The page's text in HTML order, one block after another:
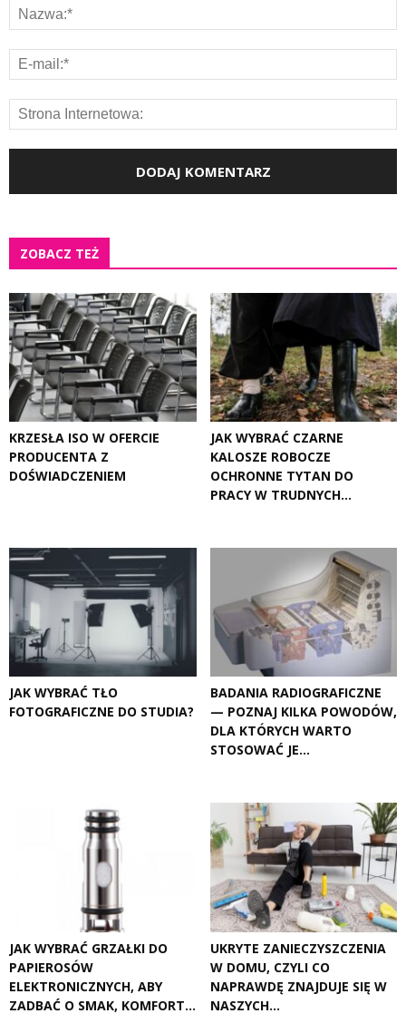
ZOBACZ TEŻ
KRZESŁA ISO W OFERCIE
PRODUCENTA Z
DOŚWIADCZENIEM
JAK WYBRAĆ CZARNE
KALOSZE ROBOCZE
OCHRONNE TYTAN DO
PRACY W TRUDNYCH...
JAK WYBRAĆ TŁO
FOTOGRAFICZNE DO STUDIA?
BADANIA RADIOGRAFICZNE
— POZNAJ KILKA POWODÓW,
DLA KTÓRYCH WARTO
STOSOWAĆ JE...
JAK WYBRAĆ GRZAŁKI DO
PAPIEROSÓW
ELEKTRONICZNYCH, ABY
ZADBAĆ O SMAK, KOMFORT...
UKRYTE ZANIECZYSZCZENIA
W DOMU, CZYLI CO
NAPRAWDĘ ZNAJDUJE SIĘ W
NASZYCH...